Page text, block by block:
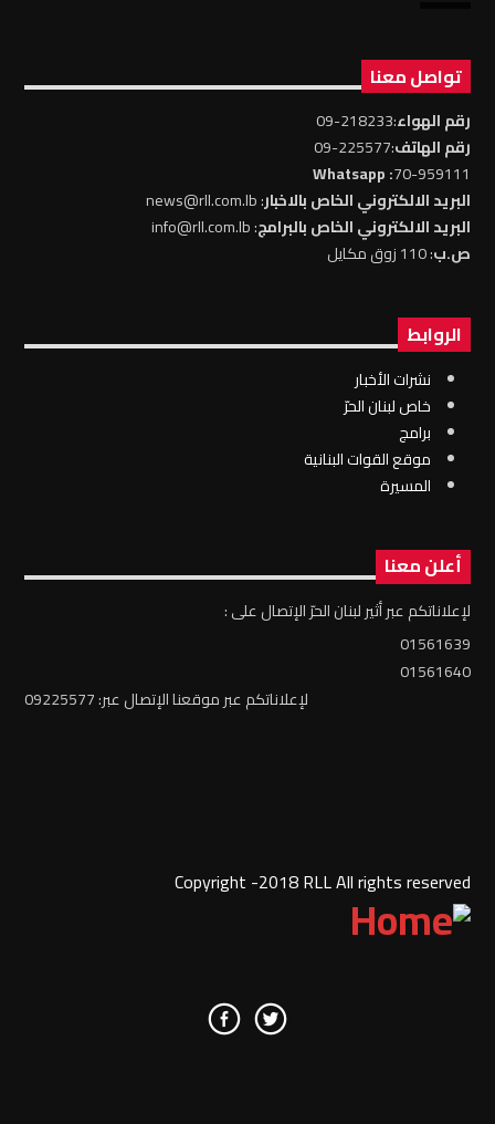
تواصل معنا
رقم الهواء:218233-09
رقم الهاتف:225577-09
70-959111
: Whatsapp
البريد الالكتروني الخاص بالاخبار: news@rll.com.lb
البريد الالكتروني الخاص بالبرامج: info@rll.com.lb
ص.ب: 110 زوق مكايل
الروابط
نشرات الأخبار
خاص لبنان الحرّ
برامج
موقع القوات البنانية
المسيرة
أعلن معنا
لإعلاناتكم عبر أثير لبنان الحرّ الإتصال على :
01561639
01561640
لإعلاناتكم عبر موقعنا الإتصال عبر: 09225577
Copyright -2018 RLL All rights reserved